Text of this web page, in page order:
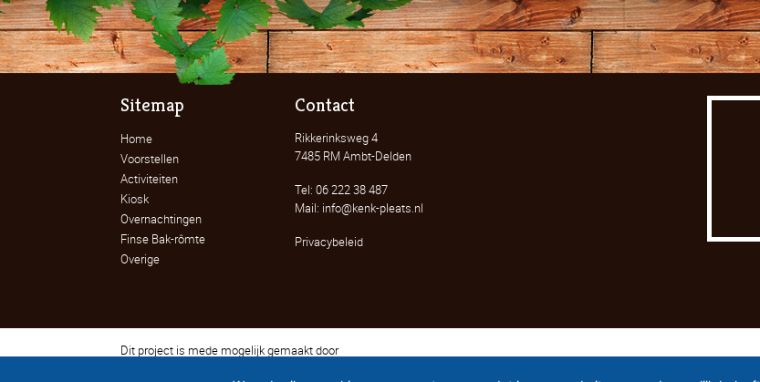
Sitemap
Home
Voorstellen
Activiteiten
Kiosk
Overnachtingen
Finse Bak-rômte
Overige
Contact
Rikkerinksweg 4
7485 RM Ambt-Delden
Tel: 06 222 38 487
Mail: info@kenk-pleats.nl
Privacybeleid
Dit project is mede mogelijk gemaakt door